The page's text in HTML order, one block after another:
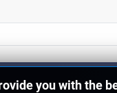
you with the